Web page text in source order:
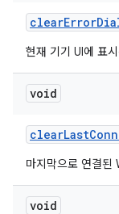
clearError
현재 기기 UI에 표
void
clearLast
마지막으로 연결된
void